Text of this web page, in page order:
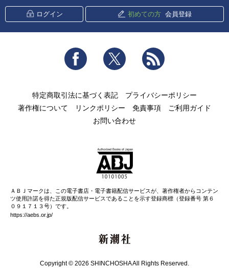
ログイン 初めての方 会員登録
Facebook Twitter
特定商取引法に基づく表記
プライバシーポリシー
著作権について
リンクポリシー 免責事項
ご利用ガイド
お問い合わせ
ＡＢＪマークは、この電子書店・電子書籍配信サービスが、著作権者からコンテン
ツ使用許諾を得た正規版配信サービスであることを示す登録商標（登録番号 第６
０９１７１３号）です。
https://aebs.or.jp/
Copyright © 2026 SHINCHOSHA All Rights Reserved.